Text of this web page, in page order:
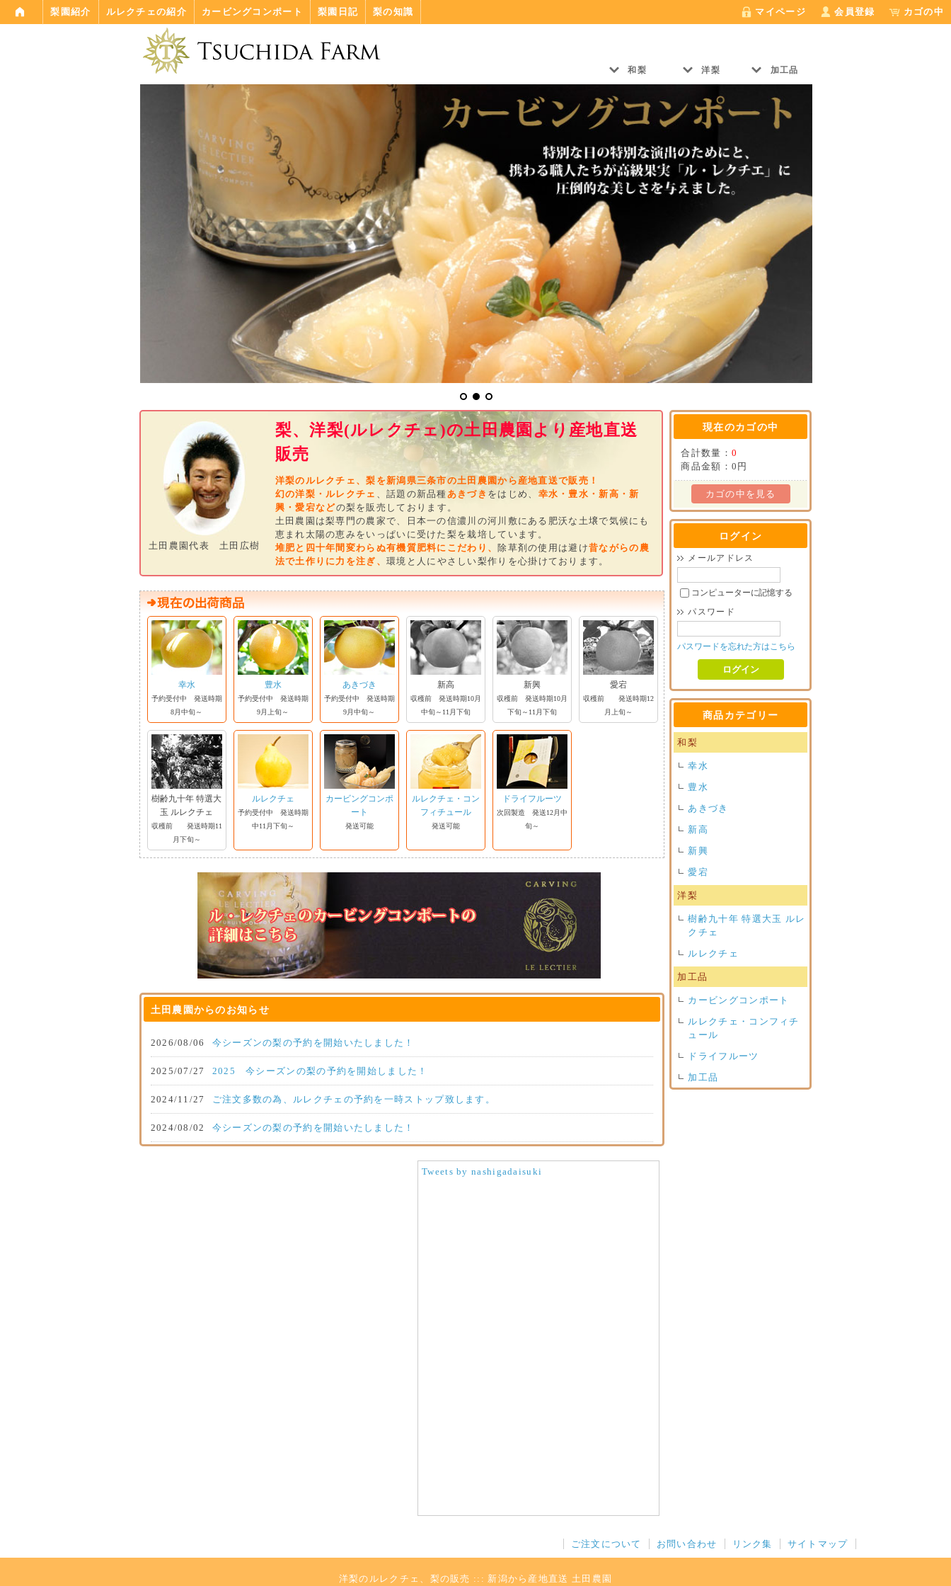
A 梨園紹介 ルレクチェの紹介 カービングコンポート 梨園日記 梨の知識 n マイページ ˘ 会員登録 0 カゴの中
û 和梨 û 洋梨 û 加工品
土田農園代表 土田広樹
梨、洋梨(ルレクチェ)の土田農園より産地直送
販売
洋梨のルレクチェ、梨を新潟県三条市の土田農園から産地直送で販売！
幻の洋梨・ルレクチェ 、話題の新品種あきづき をはじめ、 幸水・豊水・新高・新
興・愛宕などの梨を販売しております。
土田農園は梨専門の農家で、日本一の信濃川の河川敷にある肥沃な土壌で気候にも
恵まれ太陽の恵みをいっぱいに受けた梨を栽培しています。
堆肥と四十年間変わらぬ有機質肥料にこだわり、 除草剤の使用は避け昔ながらの農
法で土作りに力を注ぎ、 環境と人にやさしい梨作りを心掛けております。
幸水
予約受付中 発送時期
8月中旬～
豊水
予約受付中 発送時期
9月上旬～
あきづき
予約受付中 発送時期
9月中旬～
新高
収穫前 発送時期10月
中旬～11月下旬
新興
収穫前 発送時期10月
下旬～11月下旬
愛宕
収穫前 発送時期12
月上旬～
樹齢九十年 特選大
玉 ルレクチェ
収穫前 発送時期11
月下旬～
ルレクチェ
予約受付中 発送時期
中11月下旬～
カービングコンポ
ート
発送可能
ルレクチェ・コン
フィチュール
発送可能
ドライフルーツ
次回製造 発送12月中
旬～
土田農園からのお知らせ
2026/08/06 今シーズンの梨の予約を開始いたしました！
2025/07/27 2025 今シーズンの梨の予約を開始しました！
2024/11/27 ご注文多数の為、ルレクチェの予約を一時ストップ致します。
2024/08/02 今シーズンの梨の予約を開始いたしました！
現在のカゴの中
合計数量： 0
商品金額： 0円
カゴの中を見る
ログイン
メールアドレス
コンピューターに記憶する
パスワード
パスワードを忘れた方はこちら
商品カテゴリー
和梨
幸水
豊水
あきづき
新高
新興
愛宕
洋梨
樹齢九十年 特選大玉 ルレ
クチェ
ルレクチェ
加工品
カービングコンポート
ルレクチェ・コンフィチ
ュール
ドライフルーツ
加工品
Tweets by nashigadaisuki
ご注文について お問い合わせ リンク集 サイトマップ
洋梨のルレクチェ、梨の販売 ::: 新潟から産地直送 土田農園